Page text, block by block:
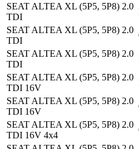
SEAT ALTEA XL (5P5, 5P8) 2.0
TDI
SEAT ALTEA XL (5P5, 5P8) 2.0
TDI
SEAT ALTEA XL (5P5, 5P8) 2.0
TDI
SEAT ALTEA XL (5P5, 5P8) 2.0
TDI 16V
SEAT ALTEA XL (5P5, 5P8) 2.0
TDI 16V
SEAT ALTEA XL (5P5, 5P8) 2.0
TDI 16V 4x4